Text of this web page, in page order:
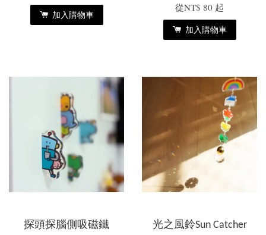
加入購物車
從NT$ 80 起
加入購物車
探頭探腦側吸磁鐵 光之風鈴Sun Catcher